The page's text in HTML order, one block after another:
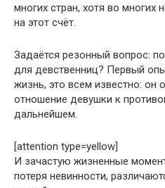
многих стран, хотя во многих
на этот счёт.
Задаётся резонный вопрос:
для девственниц? Первый
жизнь, это всем известно: он
отношение девушки к
дальнейшем.
[attention type=yellow]
И зачастую жизненные
потеря невинности,